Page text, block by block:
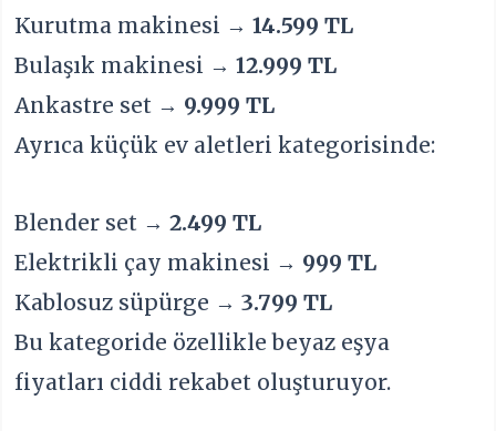
Kurutma makinesi →14.599 TL
Bulaşık makinesi →12.999 TL
Ankastre set → 9.999 TL
Ayrıca küçük ev aletleri kategorisinde:
Blender set →2.499 TL
Elektrikli çay makinesi → 999 TL
Kablosuz süpürge →3.799 TL
Bu kategoride özellikle beyaz eşya
fiyatları ciddi rekabet oluşturuyor.